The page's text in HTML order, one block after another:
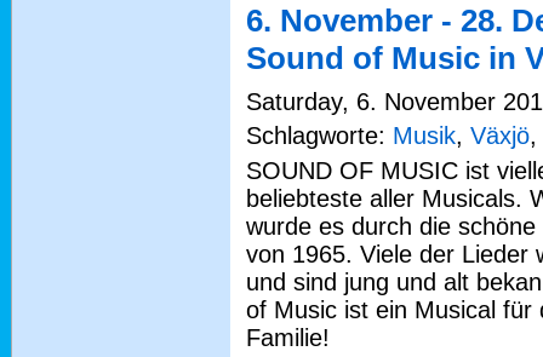
6. November - 28.
Sound of Music in
Saturday, 6. November
Schlagworte: Musik, Växjö,
SOUND OF MUSIC ist
beliebteste aller Musicals.
wurde es durch die schöne
von 1965. Viele der Lieder
und sind jung und alt
of Music ist ein Musical für
Familie!